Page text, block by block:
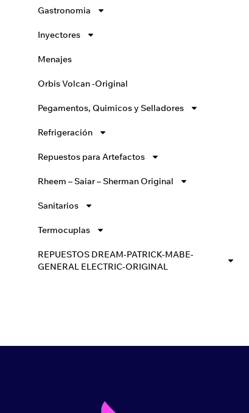
Gastronomia
Inyectores
Menajes
Orbis Volcan -Original
Pegamentos, Quimicos y Selladores
Refrigeración
Repuestos para Artefactos
Rheem – Saiar – Sherman Original
Sanitarios
Termocuplas
REPUESTOS DREAM-PATRICK-MABE-
GENERAL ELECTRIC-ORIGINAL